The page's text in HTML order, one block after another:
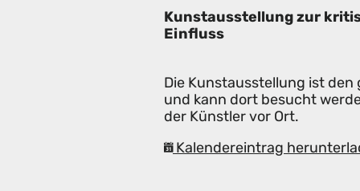
Kunstausstellung zur
Einfluss
Die Kunstausstellung ist
und kann dort besucht
der Künstler vor Ort.
Kalendereintrag